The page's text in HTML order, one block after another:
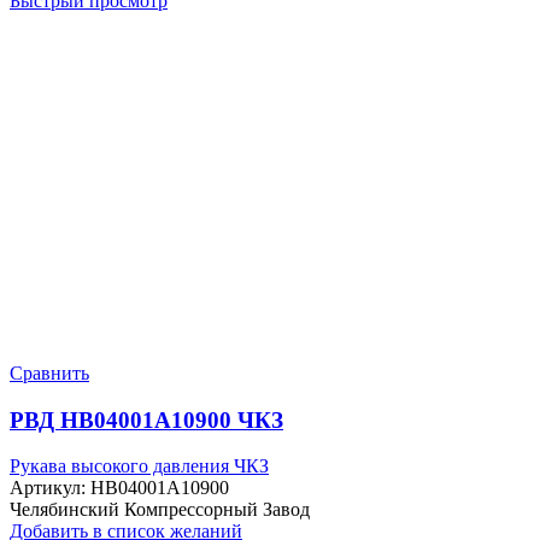
Сравнить
РВД HB04001A10900 ЧКЗ
Рукава высокого давления ЧКЗ
Артикул: HB04001A10900
Челябинский Компрессорный Завод
Добавить в список желаний